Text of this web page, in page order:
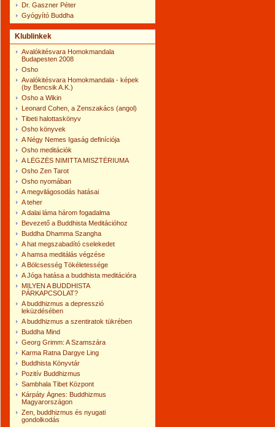
Dr. Gaszner Péter
Gyógyító Buddha
Klublinkek
Avalókitésvara Homokmandala
Budapesten 2008
Osho
Avalókitésvara Homokmandala - képek
(by Bencsik A.K.)
Osho a Wikin
Leonard Cohen, a Zenszakács (angol)
Tibeti halottaskönyv
Osho könyvek
A Négy Nemes Igaság definíciója
Osho meditációk
A LÉGZÉS NIMITTA MISZTÉRIUMA
Osho Zen Tarot
Osho nyomában
A megvilágosodás hatásai
A teher
A dalai láma három fogadalma
Bevezető a Buddhista Meditációhoz
Buddha Dhamma Szangha
A hat megszabadító cselekedet
A hamsa meditálás végzése
A Bölcsesség Tökéletessége
A Jóga hatása a buddhista meditációra
MILYEN A BUDDHISTA
PÁRKAPCSOLAT?
A buddhizmus a depresszió
leküzdésében
A buddhizmus a szentiratok tükrében
Buddha Mind
Georg Grimm: A Szamszára
Karma Ratna Dargye Ling
Buddhista Könyvtár
Pozitív Buddhizmus
Sambhala Tibet Központ
Kárpáty Ágnes: Buddhizmus
Magyarországon
Zen, buddhizmus és nyugati
gondolkodás